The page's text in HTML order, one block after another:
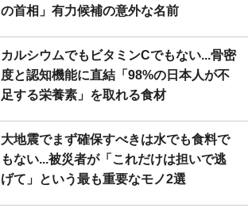
の首相」有力候補の意外な名前
カルシウムでもビタミンCでもない...骨密
度と認知機能に直結「98%の日本人が不
足する栄養素」を取れる食材
大地震でまず確保すべきは水でも食料で
もない...被災者が「これだけは担いで逃
げて」という最も重要なモノ2選